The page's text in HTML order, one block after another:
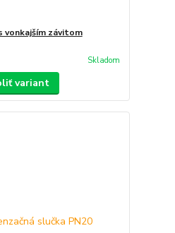
vonkajším závitom
Skladom
variant